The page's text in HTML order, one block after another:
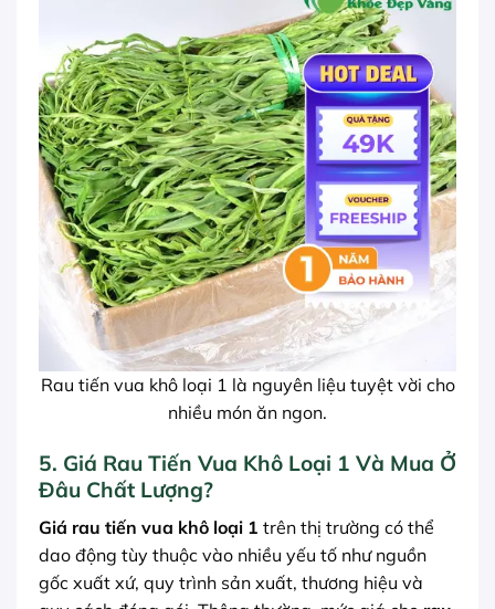
Rau tiến vua khô loại 1 là nguyên liệu tuyệt vời cho
nhiều món ăn ngon.
5. Giá Rau Tiến Vua Khô Loại 1 Và Mua Ở
Đâu Chất Lượng?
Giá rau tiến vua khô loại 1 trên thị trường có thể
dao động tùy thuộc vào nhiều yếu tố như nguồn
gốc xuất xứ, quy trình sản xuất, thương hiệu và